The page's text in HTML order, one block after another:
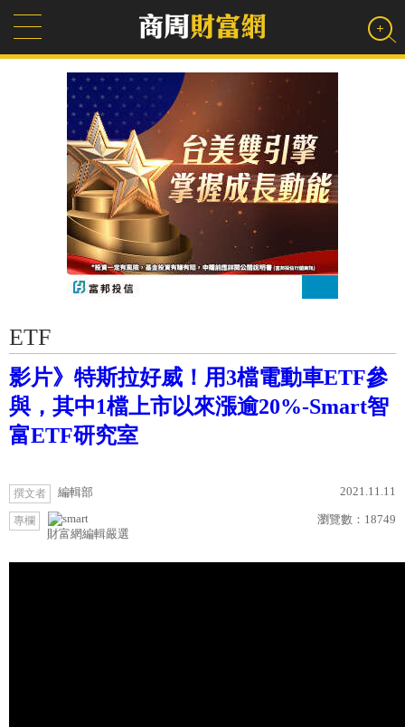
ETF
影片》特斯拉好威！用3檔電動車ETF參
與，其中1檔上市以來漲逾20%-Smart智
富ETF研究室
撰文者 編輯部 2021.11.11
專欄
財富網編輯嚴選
瀏覽數： 18749